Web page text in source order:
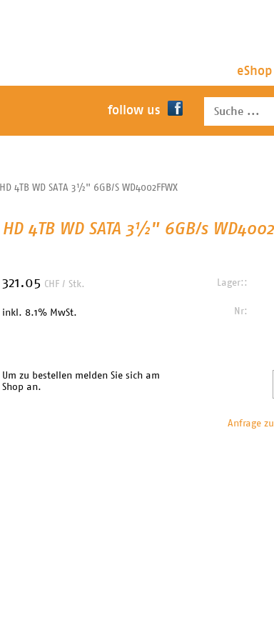
eShop
follow us
HD 4TB WD SATA 3½" 6GB/S WD4002FFWX
HD 4TB WD SATA 3½" 6GB/s
321.05 CHF / Stk.
inkl. 8.1% MwSt.
Lager::
Nr:
Um zu bestellen melden Sie sich am
Shop an.
Anfrage